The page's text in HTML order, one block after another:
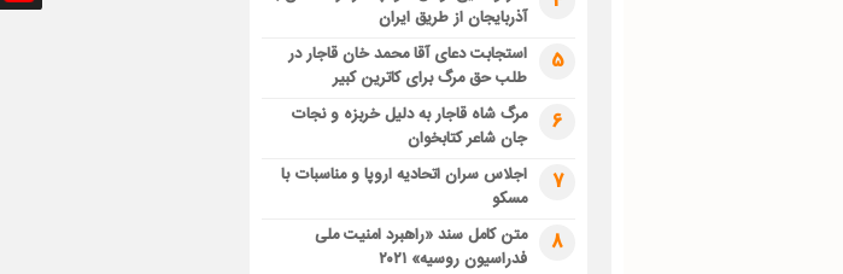
آذربایجان از طریق ایران
5
استجابت دعای آقا محمد خان قاجار در
طلب حق مرگ برای کاترین کبیر
6
مرگ شاه قاجار به دلیل خربزه و نجات
جان شاعر کتابخوان
7
اجلاس سران اتحادیه اروپا و مناسبات با
مسکو
8
متن کامل سند «راهبرد امنیت ملی
فدراسیون روسیه» ۲۰۲۱